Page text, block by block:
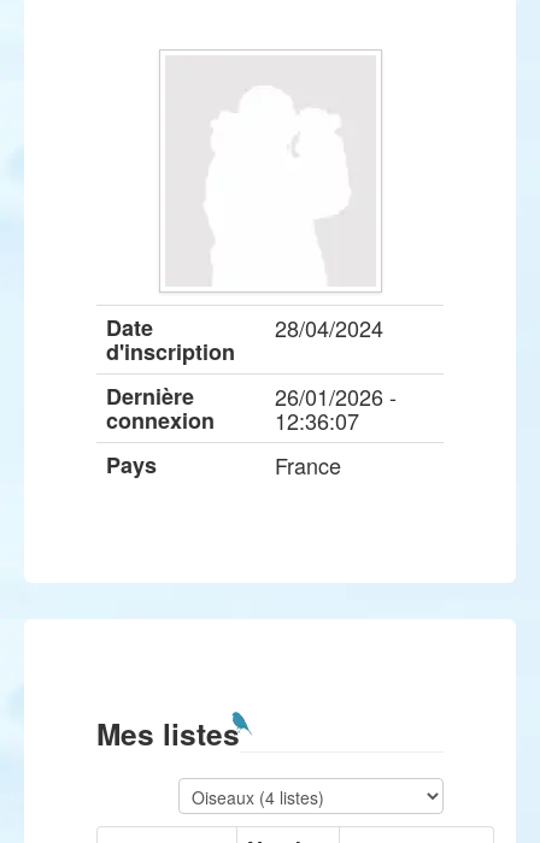
Date
d'inscription
28/04/2024
Dernière
connexion
26/01/2026 -
12:36:07
Pays
France
Mes listes